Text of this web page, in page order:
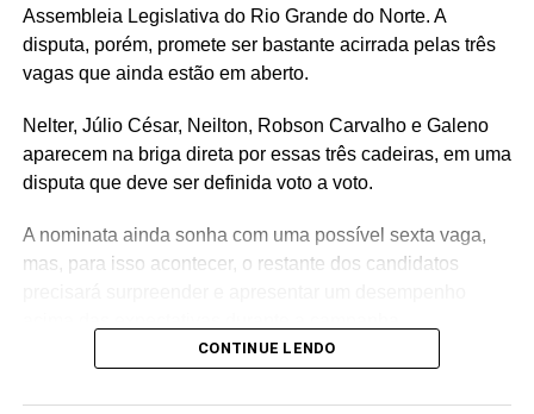
Assembleia Legislativa do Rio Grande do Norte. A
disputa, porém, promete ser bastante acirrada pelas três
vagas que ainda estão em aberto.
Nelter, Júlio César, Neilton, Robson Carvalho e Galeno
aparecem na briga direta por essas três cadeiras, em uma
disputa que deve ser definida voto a voto.
A nominata ainda sonha com uma possível sexta vaga,
mas, para isso acontecer, o restante dos candidatos
Teoricamente, Kleber Rodrigues e Cinthia, esposa de
Allyson Bezerra, pré-candidato ao Governo do Estado,
CONTINUE LENDO